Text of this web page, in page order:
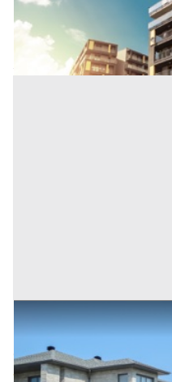
Megliadino San Vitale
Codice asta:
7a8c52d3
17/11/2026
Asta Abitazione di tipo
accessoria e pertinenza
Offerta minima
24.975 € 33.300 €